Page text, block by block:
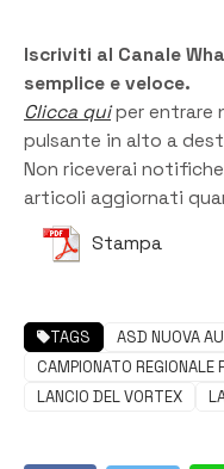
Iscriviti al Canale
semplice e veloce.
Clicca quiper entrare
pulsante in alto a
Non riceverai
articoli aggiornati
Stampa
TAGS ASD NUOVA
CAMPIONATO REGIONALE
LANCIO DEL VORTEX